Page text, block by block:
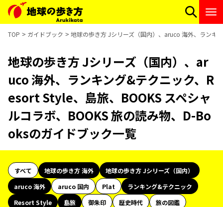
TOP ガイドブック 地球の歩き方 Jシリーズ（国内）、aruco 海外、ランキ
地球の歩き方 Jシリーズ（国内）、ar
uco 海外、ランキング&テクニック、R
esort Style、島旅、BOOKS スペシャ
ルコラボ、BOOKS 旅の読み物、D-Bo
oksのガイドブック一覧
すべて 地球の歩き方 海外
地球の歩き方 Jシリーズ（国内）
aruco 海外
aruco 国内 Plat
ランキング&テクニック
Resort Style
島旅 御朱印 歴史時代
旅の図鑑